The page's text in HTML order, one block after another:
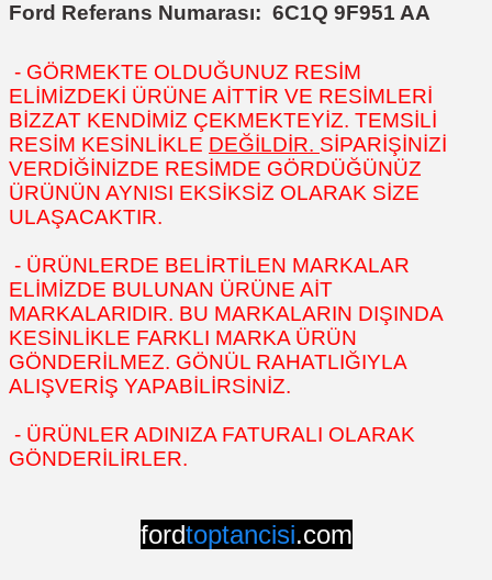
Ford Referans Numarası: 6C1Q 9F951 AA
- GÖRMEKTE OLDUĞUNUZ RESİM
ELİMİZDEKİ ÜRÜNE AİTTİR VE RESİMLERİ
BİZZAT KENDİMİZ ÇEKMEKTEYİZ. TEMSİLİ
RESİM KESİNLİKLE DEĞİLDİR. SİPARİŞİNİZİ
VERDİĞİNİZDE RESİMDE GÖRDÜĞÜNÜZ
ÜRÜNÜN AYNISI EKSİKSİZ OLARAK SİZE
ULAŞACAKTIR.
- ÜRÜNLERDE BELİRTİLEN MARKALAR
ELİMİZDE BULUNAN ÜRÜNE AİT
MARKALARIDIR. BU MARKALARIN DIŞINDA
KESİNLİKLE FARKLI MARKA ÜRÜN
GÖNDERİLMEZ. GÖNÜL RAHATLIĞIYLA
ALIŞVERİŞ YAPABİLİRSİNİZ.
- ÜRÜNLER ADINIZA FATURALI OLARAK
GÖNDERİLİRLER.
fordtoptancisi.com